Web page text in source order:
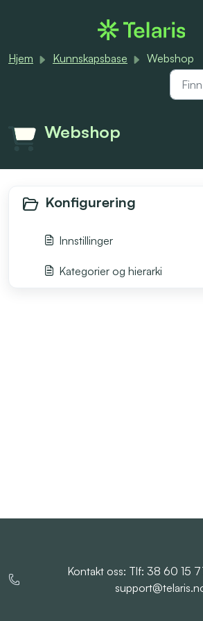
Hjem Kunnskapsbase Webshop
Webshop
Konfigurering
Innstillinger
Kategorier og hierarki
Kontakt oss: Tlf: 38 60 15